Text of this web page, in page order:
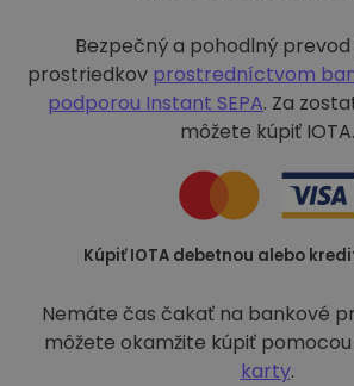
Bezpečný a pohodlný
prostriedkov prostredníctvom
podporou Instant SEPA. Za
môžete kúpiť IOTA.
Kúpiť IOTA debetnou alebo
Nemáte čas čakať na bankové
môžete okamžite kúpiť pomocou
karty.